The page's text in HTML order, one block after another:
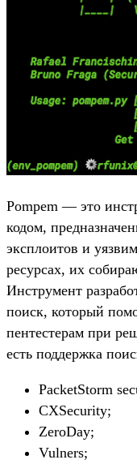
Pompem — это
кодом,
эксплоитов и
ресурсах, их
Инструмент
поиск, который
пентестерам при
есть поддержка
PacketStorm
CXSecurity;
ZeroDay;
Vulners;